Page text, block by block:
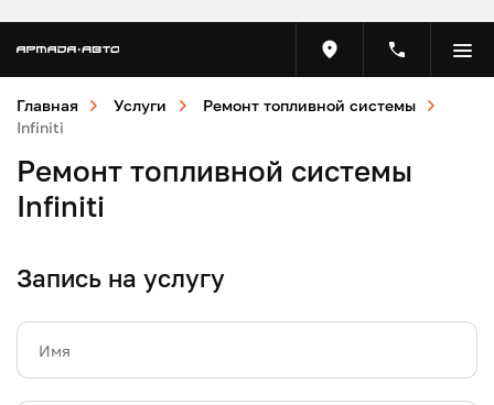
Главная Услуги
Ремонт топливной системы
Infiniti
Ремонт топливной системы
Infiniti
Запись на услугу
Имя